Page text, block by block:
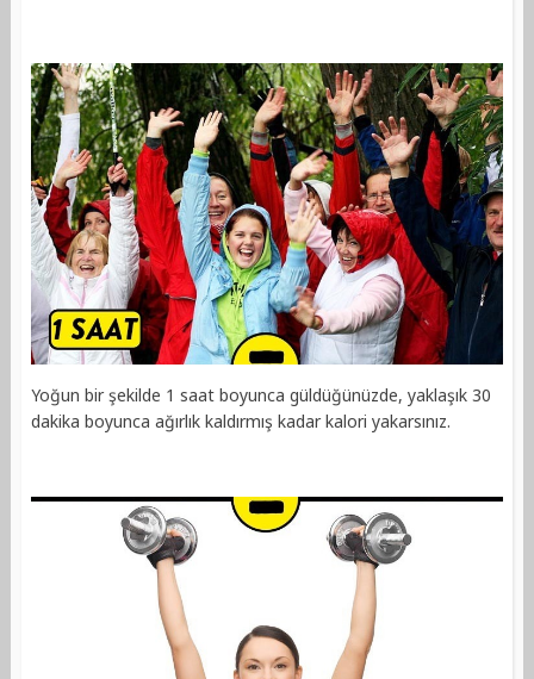
Yoğun bir şekilde 1 saat boyunca güldüğünüzde, yaklaşık 30
dakika boyunca ağırlık kaldırmış kadar kalori yakarsınız.